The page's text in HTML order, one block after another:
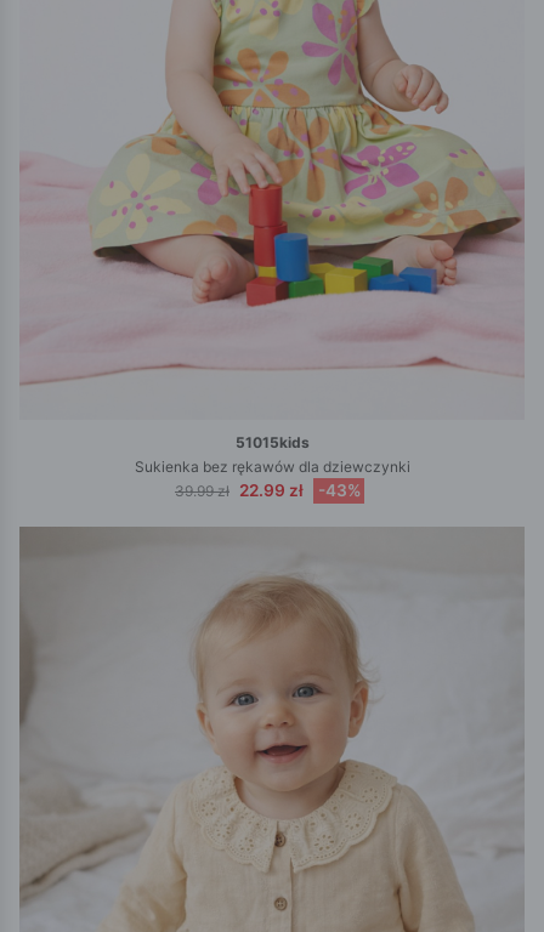
51015kids
Sukienka bez rękawów dla dziewczynki
39.99 zł 22.99 zł -43%